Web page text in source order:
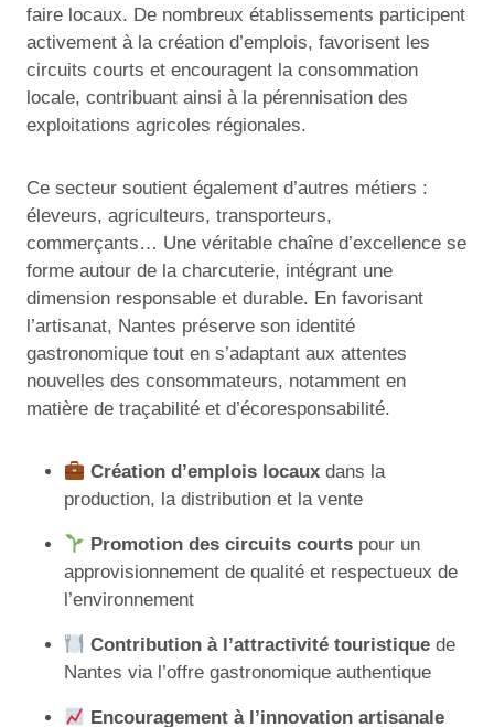
faire locaux. De nombreux établissements participent
activement à la création d’emplois, favorisent les
circuits courts et encouragent la consommation
locale, contribuant ainsi à la pérennisation des
exploitations agricoles régionales.
Ce secteur soutient également d’autres métiers :
éleveurs, agriculteurs, transporteurs,
commerçants… Une véritable chaîne d’excellence se
forme autour de la charcuterie, intégrant une
dimension responsable et durable. En favorisant
l’artisanat, Nantes préserve son identité
gastronomique tout en s’adaptant aux attentes
nouvelles des consommateurs, notamment en
matière de traçabilité et d’écoresponsabilité.
Création d’emplois locaux dans la
production, la distribution et la vente
Promotion des circuits courts pour un
approvisionnement de qualité et respectueux de
l’environnement
Contribution à l’attractivité touristique de
Nantes via l’offre gastronomique authentique
Encouragement à l’innovation artisanale